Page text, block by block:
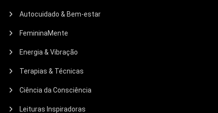
Autocuidado & Bem-estar
FemininaMente
Energia & Vibração
Terapias & Técnicas
Ciência da Consciência
Leituras Inspiradoras